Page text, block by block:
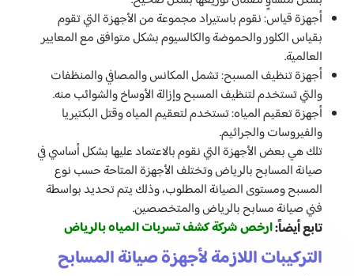
أجهزة قياس: نقوم باستيراد مجموعة من الأجهزة التي تقوم
بقياس الكلور والحموضة والكالسيوم بشكل متوافق مع المعايير
العالمية.
أجهزة تنظيف المسبح: تشمل المكانس والمصافي والمنظفات
والتي تستخدم لتنظيف المسبح وإزالة الأوساخ والشوائب منه.
أجهزة تعقيم المياه: تستخدم لتعقيم المياه وقتل البكتيريا
والفيروسات والجراثيم.
تلك هي بعض الأجهزة التي نقوم بالاعتماد عليها بشكل أساسي في
صيانة المسابح بالرياض وتختلف الأجهزة المتاحة حسب نوع
المسبح ومستوى الصيانة المطلوب، وذلك يتم تحديد بواسطة
فني صيانة مسابح بالرياض والمتخصصين.
تابع أيضاً:ارخص شركة كشف تسربات المياه بالرياض
التركيبات اللازمة لأجهزة صيانة المسابح